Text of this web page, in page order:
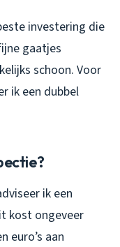
investering die
gaatjes
schoon. Voor
ik een dubbel
ik een
kost ongeveer
euro’s aan